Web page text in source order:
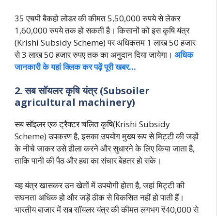
35 एचपी बैकहो लोडर की कीमत 5,50,000 रुपये से लेकर
1,60,000 रुपये तक हो सकती है। किसानों को इस कृषि यंत्र
(Krishi Subsidy Scheme) पर अधिकतम 1 लाख 50 हजार
से 3 लाख 50 हजार रुपए तक का अनुदान दिया जायेगा। अधिक
जानकारी के यहां क्लिक कर पढ़ें पूरी खबर…
2. सब सॉयलर कृषि यंत्र (Subsoiler
agricultural machinery)
सब सॉइलर एक ट्रैक्टर चलित कृषि(Krishi Subsidy
Scheme) उपकरण है, इसका उपयोग मुख्य रूप से मिट्टी की जड़ों
के नीचे जाकर उसे ढीला करने और सुधारने के लिए किया जाता है,
ताकि पानी की पैठ और हवा का संचार बेहतर हो सके।
यह यंत्र खासकर उन खेतों में उपयोगी होता है, जहां मिट्टी की
सघनता अधिक हो और जड़ें ठीक से विकसित नहीं हो पाती हैं।
भारतीय बाजार में सब सॉयलर यंत्र की कीमत लगभग ₹40,000 से